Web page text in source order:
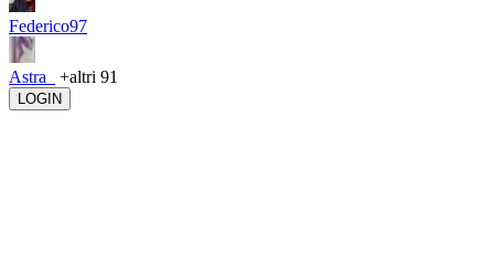
Federico97
Astra_ +altri 91
LOGIN